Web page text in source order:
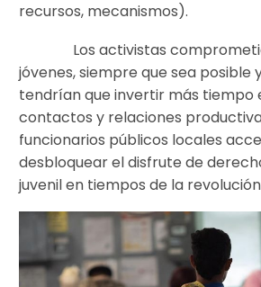
recursos, mecanismos).
Los activistas
jóvenes, siempre que sea posible
tendrían que invertir más tiempo
contactos y relaciones
funcionarios públicos locales
desbloquear el disfrute de
juvenil en tiempos de la